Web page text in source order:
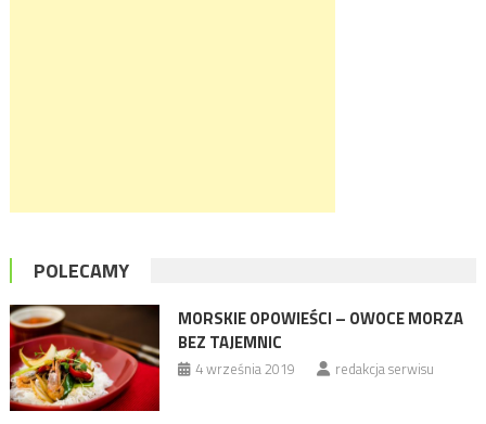
POLECAMY
MORSKIE OPOWIEŚCI – OWOCE MORZA
BEZ TAJEMNIC
4 września 2019 redakcja serwisu